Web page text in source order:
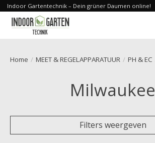
Indoor Gartentechnik – Dein grüner Daumen online!
Home / MEET & REGELAPPARATUUR / PH & EC
Milwaukee
Filters weergeven